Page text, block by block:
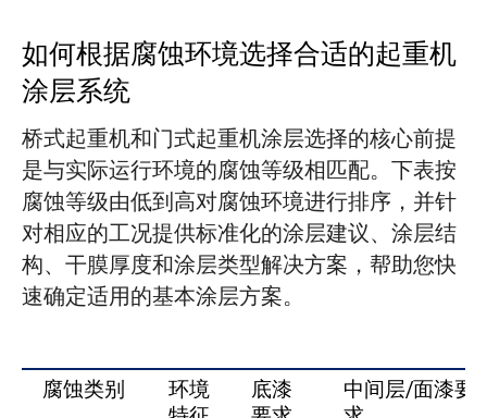
如何根据腐蚀环境选择合适的起重机
涂层系统
桥式起重机和门式起重机涂层选择的核心前提
是与实际运行环境的腐蚀等级相匹配。下表按
腐蚀等级由低到高对腐蚀环境进行排序，并针
对相应的工况提供标准化的涂层建议、涂层结
构、干膜厚度和涂层类型解决方案，帮助您快
速确定适用的基本涂层方案。
腐蚀类别 环境 底漆 中间层/面漆要